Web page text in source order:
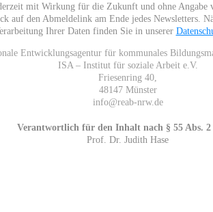
mit Wirkung für die Zukunft und ohne Angabe
auf den Abmeldelink am Ende jedes Newsletters.
Ihrer Daten finden Sie in unserer
Entwicklungsagentur für kommunales
ISA – Institut für soziale Arbeit e.V.
Friesenring 40,
48147 Münster
info@reab-nrw.de
Verantwortlich für den Inhalt nach § 55 Abs. 2
Prof. Dr. Judith Hase